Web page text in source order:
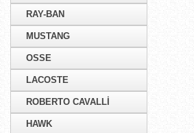
RAY-BAN
MUSTANG
OSSE
LACOSTE
ROBERTO CAVALLİ
HAWK